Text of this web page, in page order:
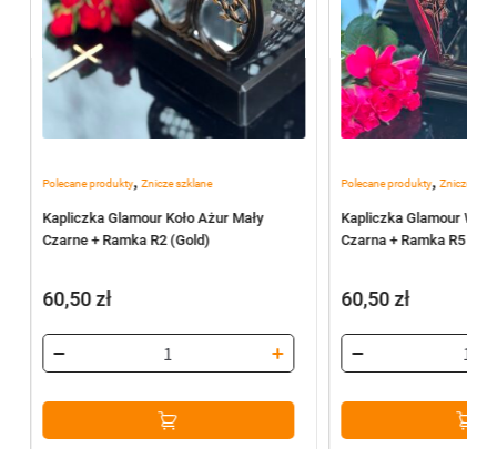
Polecane produkty, Znicze szklane
Kapliczka Glamour Koło Ażur Mały
Czarne + Ramka R2 (Gold)
60,50zł
Polecane produkty,Znicze
Kapliczka Glamour
Czarna + Ramka R5
60,50zł